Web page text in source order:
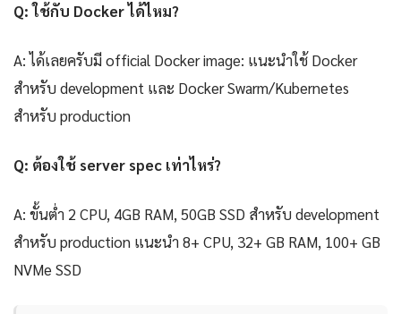
Q: ใช้กับ Docker ได้ไหม?
A: ได้เลยครับมี official Docker image: แนะนำใช้ Docker
สำหรับ development และ Docker Swarm/Kubernetes
สำหรับ production
Q: ต้องใช้ server spec เท่าไหร่?
A: ขั้นต่ำ 2 CPU, 4GB RAM, 50GB SSD สำหรับ development
สำหรับ production แนะนำ 8+ CPU, 32+ GB RAM, 100+ GB
NVMe SSD